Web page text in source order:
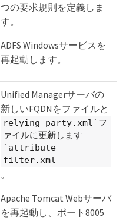
つの要求規則を定義しま
す。
ADFS Windowsサービスを
再起動します。
Unified Managerサーバの
新しいFQDNをファイルと
relying-party.xml`フ
ァイルに更新します
`attribute-
filter.xml
。
Apache Tomcat Webサーバ
を再起動し、ポート8005